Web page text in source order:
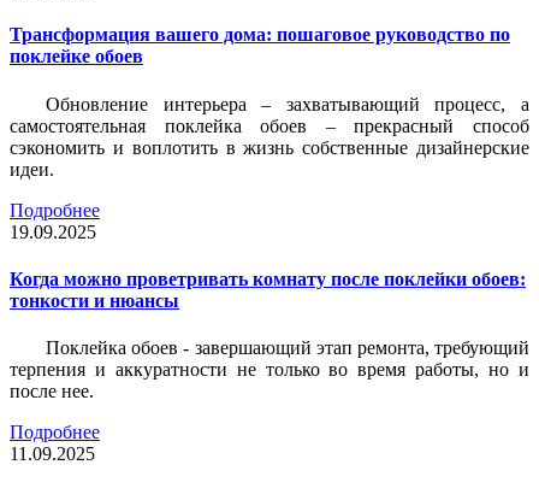
Трансформация вашего дома: пошаговое руководство по
поклейке обоев
Обновление интерьера – захватывающий процесс, а
самостоятельная поклейка обоев – прекрасный способ
сэкономить и воплотить в жизнь собственные дизайнерские
идеи.
Подробнее
19.09.2025
Когда можно проветривать комнату после поклейки обоев:
тонкости и нюансы
Поклейка обоев - завершающий этап ремонта, требующий
терпения и аккуратности не только во время работы, но и
после нее.
Подробнее
11.09.2025